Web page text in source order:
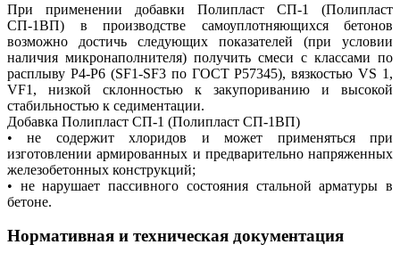
При применении добавки Полипласт СП-1 (Полипласт
СП-1ВП) в производстве самоуплотняющихся бетонов
возможно достичь следующих показателей (при условии
наличия микронаполнителя) получить смеси с классами по
расплыву Р4-Р6 (SF1-SF3 по ГОСТ Р57345), вязкостью VS 1,
VF1, низкой склонностью к закупориванию и высокой
стабильностью к седиментации.
Добавка Полипласт СП-1 (Полипласт СП-1ВП)
• не содержит хлоридов и может применяться при
изготовлении армированных и предварительно напряженных
железобетонных конструкций;
• не нарушает пассивного состояния стальной арматуры в
бетоне.
Нормативная и техническая документация